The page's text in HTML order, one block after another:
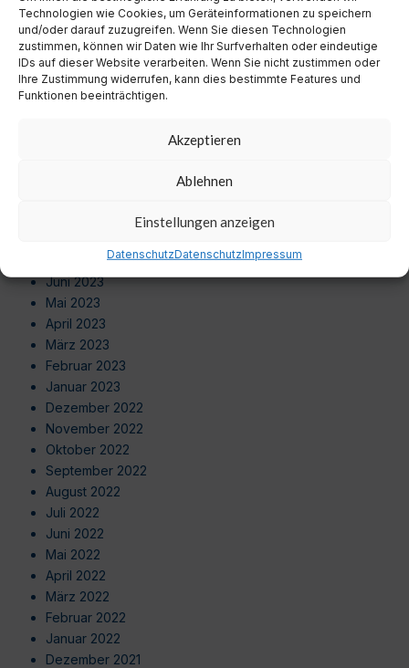
Technologien wie Cookies, um Geräteinformationen zu speichern
und/oder darauf zuzugreifen. Wenn Sie diesen Technologien
zustimmen, können wir Daten wie Ihr Surfverhalten oder eindeutige
IDs auf dieser Website verarbeiten. Wenn Sie nicht zustimmen oder
Ihre Zustimmung widerrufen, kann dies bestimmte Features und
Funktionen beeinträchtigen.
Akzeptieren
Ablehnen
Einstellungen anzeigen
DatenschutzDatenschutzImpressum
Juli 2024
Juni 2024
Mai 2024
April 2024
März 2024
September 2023
Juni 2023
Mai 2023
April 2023
März 2023
Februar 2023
Januar 2023
Dezember 2022
November 2022
Oktober 2022
September 2022
August 2022
Juli 2022
Juni 2022
Mai 2022
April 2022
März 2022
Februar 2022
Januar 2022
Dezember 2021